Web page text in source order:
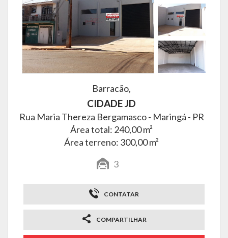
Barracão,
CIDADE JD
Rua Maria Thereza Bergamasco - Maringá - PR
Área total: 240,00 m²
Área terreno: 300,00 m²
3
CONTATAR
COMPARTILHAR